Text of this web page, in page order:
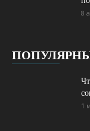
8
1